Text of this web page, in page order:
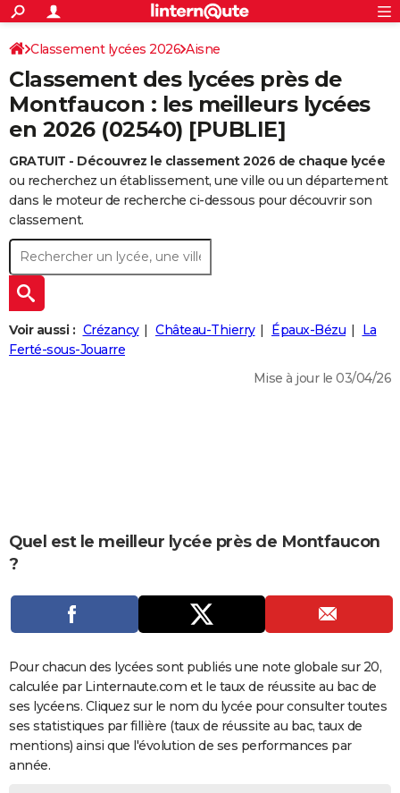
ACTUALITÉS
Politique
Société
Faits Divers
Education
Monde
Villes
+
SPORT
Coupe du monde 2026
Football
Tennis
Cyclisme
Rugby
Forum
Programme TV
TNT
Streaming
Cinéma
Sorties cinéma
Musique
+
FINANCE
Retraite
Impôts
Epargne
Immobilier
Risques naturels par ville
Banque
Assurance
Crédit
AUTO
Essais
Réserver un essai
Citadines
Berlines
SUV
Forum auto
+
HIGH-TECH
BRICOLAGE
Forum
Aménagement intérieur
Extérieur
Cuisine
Salle de bains
Jardinage
Rangement
+WEEK-END
Guides de France
Escapades
Patrimoine
Expositions
Musées
Week-end nature
+
LIFESTYLE
Art de vivre
Bien-être
Loisirs
Mode
Modes de vie
+SANTE
Carte de Noël
Carte Bonne année
Carte Saint-Valentin
Carte Pâques
Carte d'anniversaire
DICTIONNAIRE
Dictionnaire
Biographies
Citations
Expressions
Proverbes
PROGRAMME TV
S'inscrire
Se connecter
Lycées
Collèges
Primaires
Universités
Entreprises
Service militaire
Avis de recherche
AVIS DE DÉCÈS
FORUM
Bricolage
Lifestyle
Culture
Sport
Auto
Television
Voyage
Cinema
S'inscrire
Connexion
Classement lycées 2026 Aisne
Classement des lycées près de
Montfaucon : les meilleurs lycées
en 2026 (02540) [PUBLIE]
GRATUIT - Découvrez le classement 2026 de chaque lycée
ou recherchez un établissement, une ville ou un département
dans le moteur de recherche ci-dessous pour découvrir son
classement.
Voir aussi : Crézancy Château-Thierry Épaux-Bézu
La
Ferté-sous-Jouarre
Mise à jour le 03/04/26
Quel est le meilleur lycée près de Montfaucon
?
Pour chacun des lycées sont publiés une note globale sur 20,
calculée par Linternaute.com et le taux de réussite au bac de
ses lycéens. Cliquez sur le nom du lycée pour consulter toutes
ses statistiques par fillière (taux de réussite au bac, taux de
mentions) ainsi que l'évolution de ses performances par
année.